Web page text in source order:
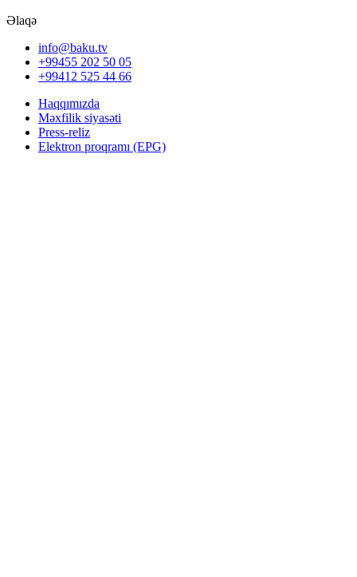
Əlaqə
info@baku.tv
+99455 202 50 05
+99412 525 44 66
Haqqımızda
Məxfilik siyasəti
Press-reliz
Elektron proqramı (EPG)